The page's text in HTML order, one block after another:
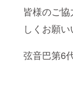
皆様のご
しくお願い
弦音巴第6